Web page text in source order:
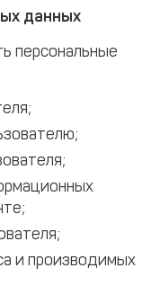
данных
персональные
и производимых